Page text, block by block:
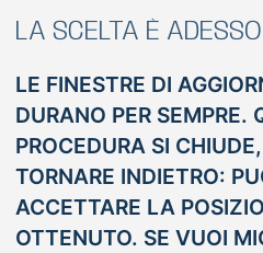
LA SCELTA È ADESSO
LE FINESTRE DI
DURANO PER SEMPRE.
PROCEDURA SI
TORNARE INDIETRO:
ACCETTARE LA
OTTENUTO. SE VUOI